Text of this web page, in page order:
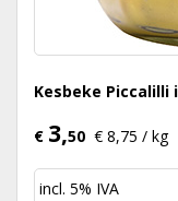
Kesbeke Piccalilli
€ 3,50 € 8,75 / kg
incl. 5% IVA